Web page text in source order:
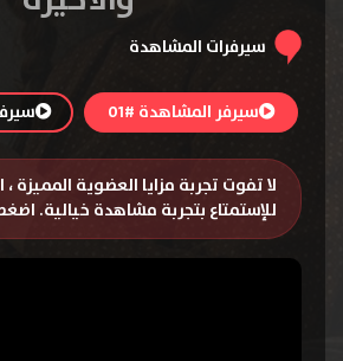
سيرفرات المشاهدة
سيرفر المشاهدة #01
لا تفوت تجربة مزايا العضوية المميزة ،
للإستمتاع بتجربة مشاهدة خيالية.